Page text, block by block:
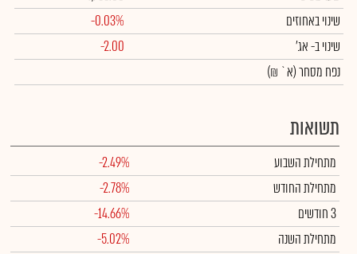
שינוי באחוזים
-0.03%
שינויב- אג'
-2.00
נפח מסחר(א` ₪)
תשואות
מתחילת השבוע
-2.49%
מתחילת החודש
-2.78%
3 חודשים
-14.66%
מתחילת השנה
-5.02%